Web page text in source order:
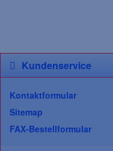
Kundenservice
Kontaktformular
Sitemap
FAX-Bestellformular